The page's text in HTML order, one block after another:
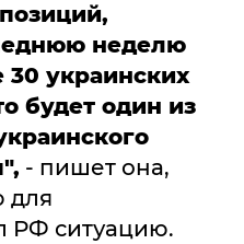
неделю
украинских
будет один из
- пишет она,
для
РФ ситуацию.